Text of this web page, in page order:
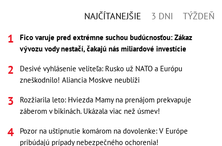
NAJČÍTANEJŠIE 3 DNI TÝŽDEŇ
Fico varuje pred extrémne suchou budúcnosťou: Zákaz
vývozu vody nestačí, čakajú nás miliardové investície
Desivé vyhlásenie veliteľa: Rusko už NATO a Európu
zneškodnilo! Aliancia Moskve neublíži
Rozžiarila leto: Hviezda Mamy na prenájom prekvapuje
záberom v bikinách. Ukázala viac než úsmev!
Pozor na uštipnutie komárom na dovolenke: V Európe
pribúdajú prípady nebezpečného ochorenia!